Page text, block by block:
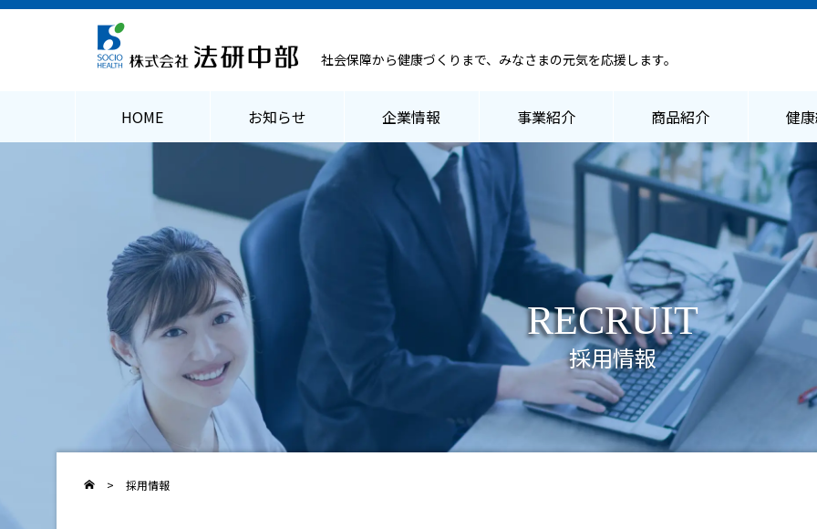
社会保障から健康づくりまで、みなさまの元気を応援します。
HOME お知らせ 企業情報 事業紹介 商品紹介 健
RECRUIT
採用情報
> 採用情報